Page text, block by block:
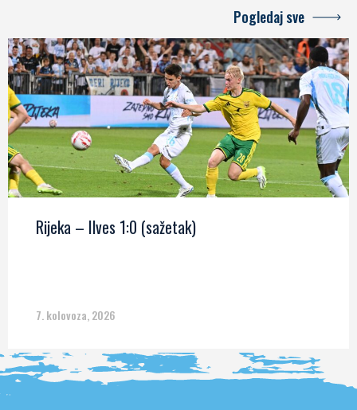
Pogledaj sve
Rijeka – Ilves 1:0 (sažetak)
7. kolovoza, 2026